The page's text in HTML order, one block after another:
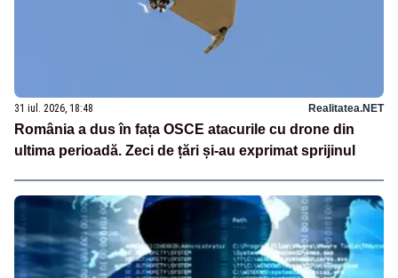
31 iul. 2026, 18:48 Realitatea.NET
România a dus în fața OSCE atacurile cu drone din
ultima perioadă. Zeci de țări și-au exprimat sprijinul